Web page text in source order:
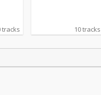
tracks 10 tracks